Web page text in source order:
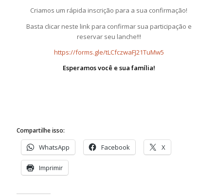
Criamos um rápida inscrição para a sua confirmação!
Basta clicar neste link para confirmar sua participação e
reservar seu lanche!!!
https://forms.gle/tLCfczwaFJ21TuMw5
Esperamos você e sua família!
Compartilhe isso:
WhatsApp Facebook X
Imprimir